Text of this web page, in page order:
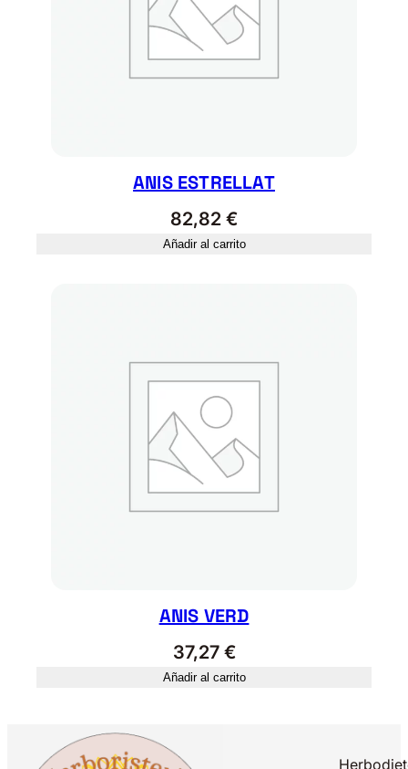
ANIS ESTRELLAT
82,82 €
Añadir al carrito
ANIS VERD
37,27 €
Añadir al carrito